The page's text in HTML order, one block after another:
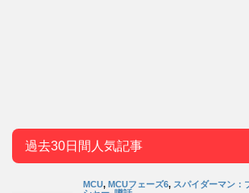
過去30日間人気記事